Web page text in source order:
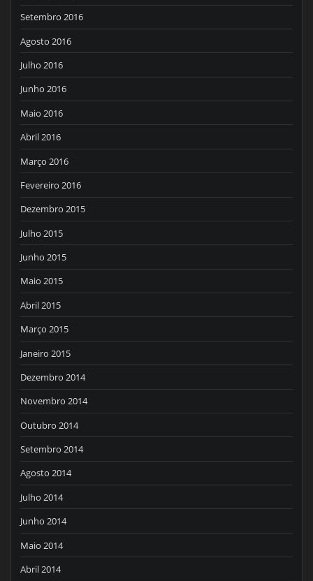
Setembro 2016
Agosto 2016
Julho 2016
Junho 2016
Maio 2016
Abril 2016
Março 2016
Fevereiro 2016
Dezembro 2015
Julho 2015
Junho 2015
Maio 2015
Abril 2015
Março 2015
Janeiro 2015
Dezembro 2014
Novembro 2014
Outubro 2014
Setembro 2014
Agosto 2014
Julho 2014
Junho 2014
Maio 2014
Abril 2014